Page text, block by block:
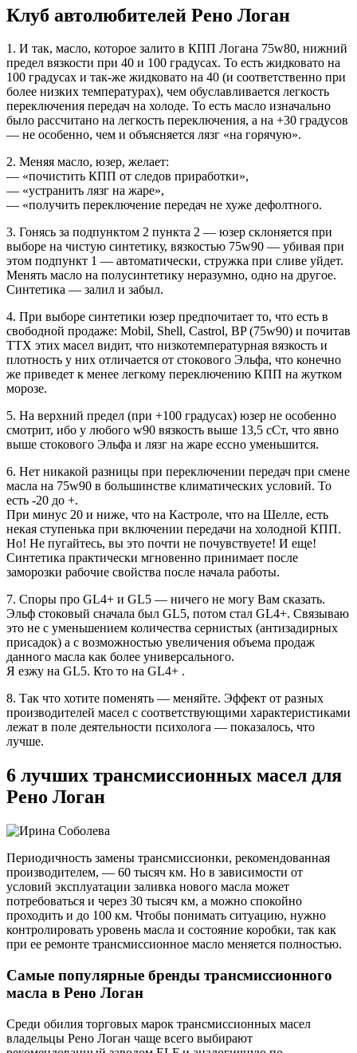
Клуб автолюбителей Рено Логан
1. И так, масло, которое залито в КПП Логана 75w80, нижний
предел вязкости при 40 и 100 градусах. То есть жидковато на
100 градусах и так-же жидковато на 40 (и соответственно при
более низких температурах), чем обуславливается легкость
переключения передач на холоде. То есть масло изначально
было рассчитано на легкость переключения, а на +30 градусов
— не особенно, чем и объясняется лязг «на горячую».
2. Меняя масло, юзер, желает:
— «почистить КПП от следов приработки»,
— «устранить лязг на жаре»,
— «получить переключение передач не хуже дефолтного.
3. Гонясь за подпунктом 2 пункта 2 — юзер склоняется при
выборе на чистую синтетику, вязкостью 75w90 — убивая при
этом подпункт 1 — автоматически, стружка при сливе уйдет.
Менять масло на полусинтетику неразумно, одно на другое.
Синтетика — залил и забыл.
4. При выборе синтетики юзер предпочитает то, что есть в
свободной продаже: Mobil, Shell, Castrol, BP (75w90) и почитав
ТТХ этих масел видит, что низкотемпературная вязкость и
плотность у них отличается от стокового Эльфа, что конечно
же приведет к менее легкому переключению КПП на жутком
морозе.
5. На верхний предел (при +100 градусах) юзер не особенно
смотрит, ибо у любого w90 вязкость выше 13,5 сСт, что явно
выше стокового Эльфа и лязг на жаре ессно уменьшится.
6. Нет никакой разницы при переключении передач при смене
масла на 75w90 в большинстве климатических условий. То
есть -20 до +.
При минус 20 и ниже, что на Кастроле, что на Шелле, есть
некая ступенька при включении передачи на холодной КПП.
Но! Не пугайтесь, вы это почти не почувствуете! И еще!
Синтетика практически мгновенно принимает после
заморозки рабочие свойства после начала работы.
7. Споры про GL4+ и GL5 — ничего не могу Вам сказать.
Эльф стоковый сначала был GL5, потом стал GL4+. Связываю
это не с уменьшением количества сернистых (антизадирных
присадок) а с возможностью увеличения объема продаж
данного масла как более универсального.
Я езжу на GL5. Кто то на GL4+ .
8. Так что хотите поменять — меняйте. Эффект от разных
производителей масел с соответствующими характеристиками
лежат в поле деятельности психолога — показалось, что
лучше.
6 лучших трансмиссионных масел для
Рено Логан
Периодичность замены трансмиссионки, рекомендованная
производителем, — 60 тысяч км. Но в зависимости от
условий эксплуатации заливка нового масла может
потребоваться и через 30 тысяч км, а можно спокойно
проходить и до 100 км. Чтобы понимать ситуацию, нужно
контролировать уровень масла и состояние коробки, так как
при ее ремонте трансмиссионное масло меняется полностью.
Самые популярные бренды трансмиссионного
масла в Рено Логан
Среди обилия торговых марок трансмиссионных масел
владельцы Рено Логан чаще всего выбирают